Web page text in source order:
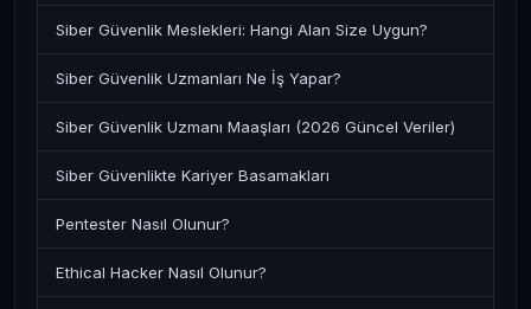
Siber Güvenlik Meslekleri: Hangi Alan Size Uygun?
Siber Güvenlik Uzmanları Ne İş Yapar?
Siber Güvenlik Uzmanı Maaşları (2026 Güncel Veriler)
Siber Güvenlikte Kariyer Basamakları
Pentester Nasıl Olunur?
Ethical Hacker Nasıl Olunur?